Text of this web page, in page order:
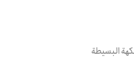
البسيطة